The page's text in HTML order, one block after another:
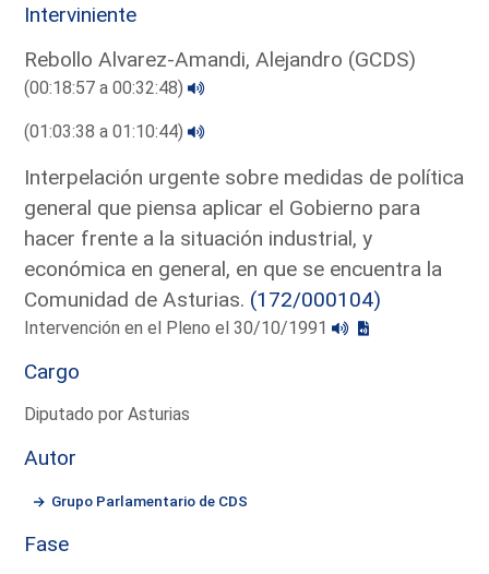
Interviniente
Rebollo Alvarez-Amandi, Alejandro (GCDS)
(00:18:57 a 00:32:48)
(01:03:38 a 01:10:44)
Interpelación urgente sobre medidas de política
general que piensa aplicar el Gobierno para
hacer frente a la situación industrial, y
económica en general, en que se encuentra la
Comunidad de Asturias. (172/000104)
Intervención en el Pleno el 30/10/1991
Cargo
Diputado por Asturias
Autor
Grupo Parlamentario de CDS
Fase